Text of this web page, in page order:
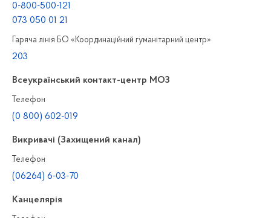
0-800-500-121
073 050 01 21
Гаряча лінія БО «Координаційний гуманітарний центр»
203
Всеукраїнський контакт-центр МОЗ
Телефон
(0 800) 602-019
Викривачі (Захищений канал)
Телефон
(06264) 6-03-70
Канцелярiя